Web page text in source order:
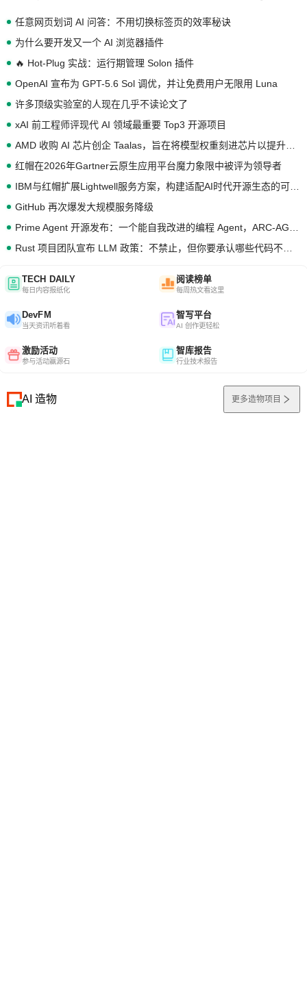
任意网页划词 AI 问答：不用切换标签页的效率秘诀
为什么要开发又一个 AI 浏览器插件
🔥 Hot-Plug 实战：运行期管理 Solon 插件
OpenAI 宣布为 GPT-5.6 Sol 调优，并让免费用户无限用 Luna
许多顶级实验室的人现在几乎不读论文了
xAI 前工程师评现代 AI 领域最重要 Top3 开源项目
红帽在2026年Gartner云原生应用平台魔力象限中被评为领导者
GitHub 再次爆发大规模服务降级
TECH DAILY
每日内容报纸化
阅读榜单
每周热文看这里
DevFM
当天资讯听着看
智写平台
AI 创作更轻松
激励活动
参与活动赢源石
智库报告
行业技术报告
AI 造物 更多造物项目